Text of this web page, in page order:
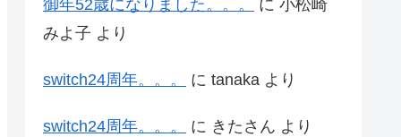
御年52歳になりました。。。 に 小松崎
みよ子 より
switch24周年。。。 に tanaka より
switch24周年。。。 に きたさん より